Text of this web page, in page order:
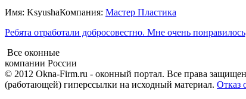
Имя: KsyushaКомпания: Мастер Пластика
Ребята отработали добросовестно. Мне очень
Все оконные
компании России
© 2012 Okna-Firm.ru - оконный портал. Все права
(работающей) гиперссылки на исходный материал. Отказ